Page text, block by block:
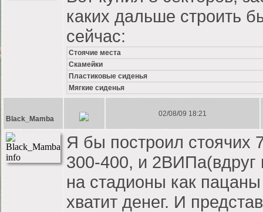
каких дальше строить
сейчас:
Стоячие места
Скамейки
Пластиковые сиденья
Мягкие сиденья
Black_Mamba
02/08/09 18:21
Я бы построил стоячих
300-400, и 2ВИПа(вдруг
на стадионы как
хватит денег. И